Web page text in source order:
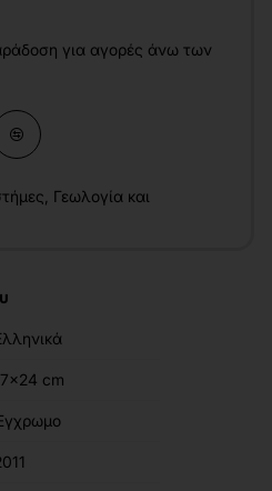
για αγορές άνω των
Γεωλογία και
cm